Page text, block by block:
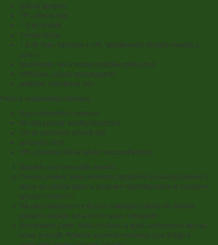
ryžové špagety
PL olivový olej
-2 dc hrášok
malá cibuľa
-2 dc kešu smotany s
PL lahôdkového droždia (recept v
pozn.)
dochutenie: soľ a tamari omáčka podľa chuti
reďkvička, rukola na posypanie
voliteľné: lahôdkové tofu
Pesto z medvedieho cesnaku
50 g medvedieho cesnaku
30-40 g píniové oriešky/slnečnica
2 dc panenský olivový olej
soľ podľa chuti
PL citrónová šťava (alebo viac podľa chuti)
Špagety uvaríme podľa návodu.
Píniové oriešky alebo slnečnicu opražíme na suchej panvici a
dáme do mixéra spolu s ostatnými ingredienciami a mixujeme
tyčovým mixérom.
Na oleji restujeme na drobno nakrájanú cibuľu do zlatista,
pridáme hrášok, soľ a chvíľu spolu restujeme.
Primiešame pesto, kešu smotanu a spolu prehrejeme aby sa
chute prepojili. Pridáme uvarené cestoviny (cca 200 g) a